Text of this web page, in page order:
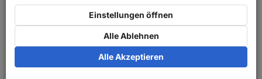
Relevanz
100 1
Einstellungen öffnen
Alle Ablehnen
Alle Akzeptieren